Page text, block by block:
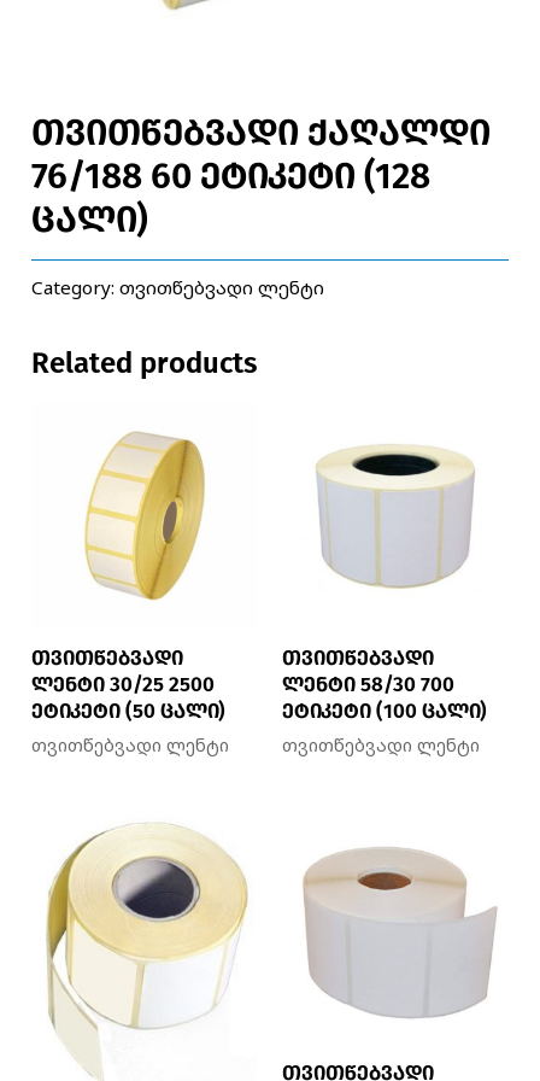
თვითწებვადი ქაღალდი
76/188 60 ეტიკეტი (128
ცალი)
Category:თვითწებვადი ლენტი
Related products
თვითწებვადი
ლენტი 30/25 2500
ეტიკეტი (50 ცალი)
თვითწებვადი ლენტი
თვითწებვადი
ლენტი 58/30 700
ეტიკეტი (100 ცალი)
თვითწებვადი ლენტი
თვითწებვადი